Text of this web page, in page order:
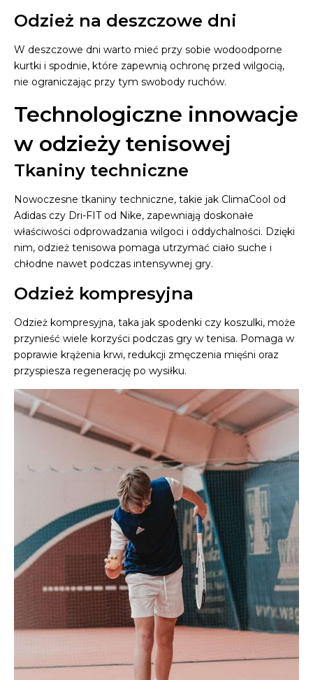
Odzież na deszczowe dni
W deszczowe dni warto mieć przy sobie wodoodporne
kurtki i spodnie, które zapewnią ochronę przed wilgocią,
nie ograniczając przy tym swobody ruchów.
Technologiczne innowacje
w odzieży tenisowej
Tkaniny techniczne
Nowoczesne tkaniny techniczne, takie jak ClimaCool od
Adidas czy Dri-FIT od Nike, zapewniają doskonałe
właściwości odprowadzania wilgoci i oddychalności. Dzięki
nim, odzież tenisowa pomaga utrzymać ciało suche i
chłodne nawet podczas intensywnej gry.
Odzież kompresyjna
Odzież kompresyjna, taka jak spodenki czy koszulki, może
przynieść wiele korzyści podczas gry w tenisa. Pomaga w
poprawie krążenia krwi, redukcji zmęczenia mięśni oraz
przyspiesza regenerację po wysiłku.